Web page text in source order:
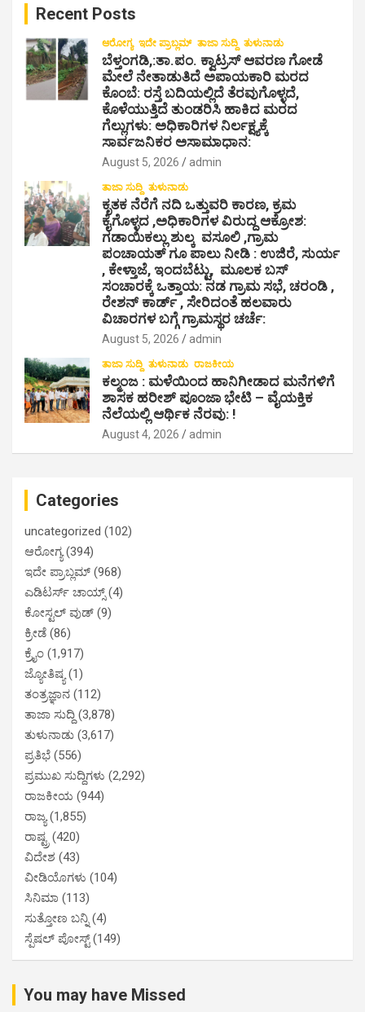
Recent Posts
ಆರೋಗ್ಯ ಇದೇ ಪ್ರಾಬ್ಲಮ್ ತಾಜಾ ಸುದ್ದಿ ತುಳುನಾಡು
ಬೆಳ್ತಂಗಡಿ,:ತಾ.ಪಂ‌. ಕ್ವಾಟ್ರಸ್ ಆವರಣ ಗೋಡೆ
ಮೇಲೆ ನೇತಾಡುತಿದೆ ಅಪಾಯಕಾರಿ ಮರದ
ಕೊಂಬೆ: ರಸ್ತೆ ಬದಿಯಲ್ಲಿದೆ ತೆರವುಗೊಳ್ಳದೆ,
ಕೊಳೆಯುತ್ತಿದೆ ತುಂಡರಿಸಿ ಹಾಕಿದ ಮರದ
ಗೆಲ್ಲುಗಳು: ಅಧಿಕಾರಿಗಳ ನಿರ್ಲಕ್ಷ್ಯಕ್ಕೆ
ಸಾರ್ವಜನಿಕರ ಅಸಾಮಾಧಾನ:
August 5, 2026 admin
ತಾಜಾ ಸುದ್ದಿ ತುಳುನಾಡು
ಕೃತಕ ನೆರೆಗೆ ನದಿ ಒತ್ತುವರಿ ಕಾರಣ, ಕ್ರಮ
ಕೈಗೊಳ್ಳದ ,ಅಧಿಕಾರಿಗಳ ವಿರುದ್ದ ಆಕ್ರೋಶ:
ಗಡಾಯಿಕಲ್ಲು ಶುಲ್ಕ ವಸೂಲಿ ,ಗ್ರಾಮ
ಪಂಚಾಯತ್ ಗೂ ಪಾಲು ನೀಡಿ : ಉಜಿರೆ, ಸುರ್ಯ
, ಕೇಳ್ತಾಜೆ, ಇಂದಬೆಟ್ಟು, ಮೂಲಕ ಬಸ್
ಸಂಚಾರಕ್ಕೆ ಒತ್ತಾಯ: ನಡ ಗ್ರಾಮ ಸಭೆ, ಚರಂಡಿ ,
ರೇಶನ್ ಕಾರ್ಡ್ , ಸೇರಿದಂತೆ ಹಲವಾರು
ವಿಚಾರಗಳ ಬಗ್ಗೆ ಗ್ರಾಮಸ್ಥರ ಚರ್ಚೆ:
August 5, 2026 admin
ತಾಜಾ ಸುದ್ದಿ ತುಳುನಾಡು ರಾಜಕೀಯ
ಕಲ್ಮಂಜ : ಮಳೆಯಿಂದ ಹಾನಿಗೀಡಾದ ಮನೆಗಳಿಗೆ
ಶಾಸಕ ಹರೀಶ್ ಪೂಂಜಾ ಭೇಟಿ – ವೈಯಕ್ತಿಕ
ನೆಲೆಯಲ್ಲಿ ಆರ್ಥಿಕ‌ ನೆರವು: !
August 4, 2026 admin
Categories
uncategorized (102)
ಆರೋಗ್ಯ(394)
ಇದೇ ಪ್ರಾಬ್ಲಮ್ (968)
ಎಡಿಟರ್ಸ್ ಚಾಯ್ಸ್(4)
ಕೋಸ್ಟಲ್ ವುಡ್ (9)
ಕ್ರೀಡೆ (86)
ಕ್ರೈಂ (1,917)
ಜ್ಯೋತಿಷ್ಯ(1)
ತಂತ್ರಜ್ಞಾನ (112)
ತಾಜಾ ಸುದ್ದಿ (3,878)
ತುಳುನಾಡು (3,617)
ಪ್ರತಿಭೆ (556)
ಪ್ರಮುಖ ಸುದ್ದಿಗಳು (2,292)
ರಾಜಕೀಯ (944)
ರಾಜ್ಯ(1,855)
ರಾಷ್ಟ್ರ (420)
ವಿದೇಶ (43)
ವೀಡಿಯೊಗಳು (104)
ಸಿನಿಮಾ (113)
ಸುತ್ತೋಣ ಬನ್ನಿ(4)
ಸ್ಪೆಷಲ್ ಪೋಸ್ಟ್(149)
You may have Missed